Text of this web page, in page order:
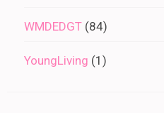
WMDEDGT (84)
YoungLiving (1)